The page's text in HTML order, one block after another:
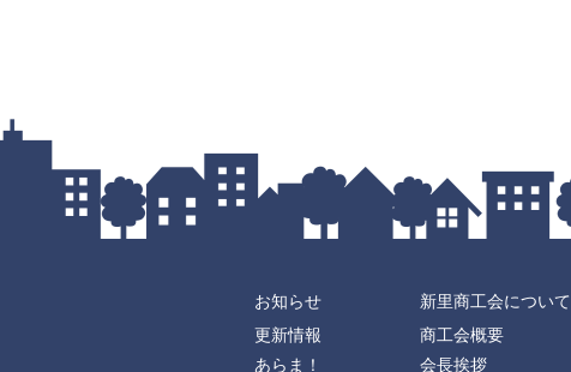
お知らせ
更新情報
あらま！
新里商工会について
商工会概要
会長挨拶